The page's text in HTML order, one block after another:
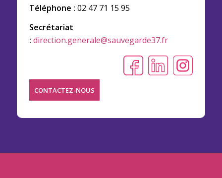
Téléphone : 02 47 71 15 95
Secrétariat
: direction.generale@sauvegarde37.fr
CONTACTEZ-NOUS